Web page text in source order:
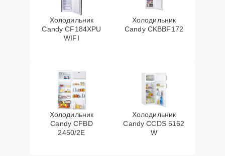
Холодильник
Candy CF184XPU
WIFI
Холодильник
Candy CKBBF172
Холодильник
Candy CFBD
2450/2E
Холодильник
Candy CCDS 5162
W